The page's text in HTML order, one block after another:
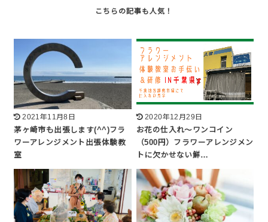
2021年11月8日
茅ヶ崎市も出張します(^^)フラ
ワーアレンジメント出張体験教
室
2020年12月29日
お花の仕入れ～ワンコイン
（500円）フラワーアレンジメン
トに欠かせない鮮…